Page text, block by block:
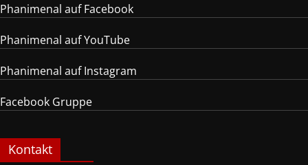
Phanimenal auf Facebook
Phanimenal auf YouTube
Phanimenal auf Instagram
Facebook Gruppe
Kontakt